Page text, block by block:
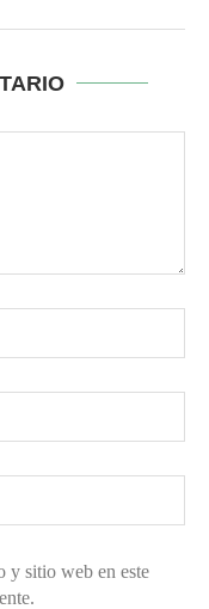
y sitio web en este